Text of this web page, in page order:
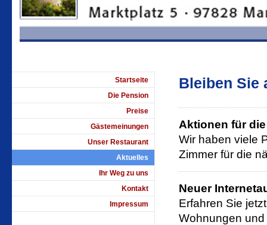
Bleiben Sie
Aktionen für
Wir haben viele
Zimmer für die
Neuer
Erfahren Sie
Wohnungen
Startseite
Die Pension
Preise
Gästemeinungen
Unser Restaurant
Aktuelles
Ihr Weg zu uns
Kontakt
Impressum